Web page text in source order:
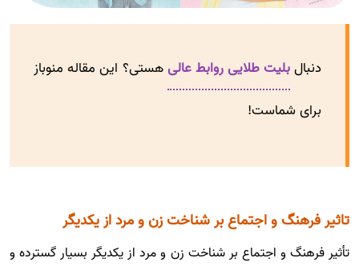
دنبالبلیت طلایی روابط عالیهستی؟ این مقاله منوباز
برای شماست!
تاثیر فرهنگ و اجتماع بر شناخت زن و مرد از یکدیگر
تأثیر فرهنگ و اجتماع بر شناخت زن و مرد از یکدیگر بسیار گسترده و